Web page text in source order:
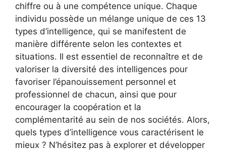
chiffre ou à une compétence unique. Chaque
individu possède un mélange unique de ces 13
types d’intelligence, qui se manifestent de
manière différente selon les contextes et
situations. Il est essentiel de reconnaître et de
valoriser la diversité des intelligences pour
favoriser l’épanouissement personnel et
professionnel de chacun, ainsi que pour
encourager la coopération et la
complémentarité au sein de nos sociétés. Alors,
quels types d’intelligence vous caractérisent le
mieux ? N’hésitez pas à explorer et développer